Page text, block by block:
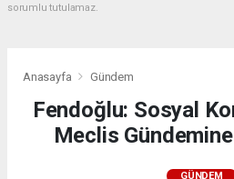
sorumlu tutulamaz.
Anasayfa Gündem
Fendoğlu: Sosyal
Meclis Gündemine
GÜNDEM